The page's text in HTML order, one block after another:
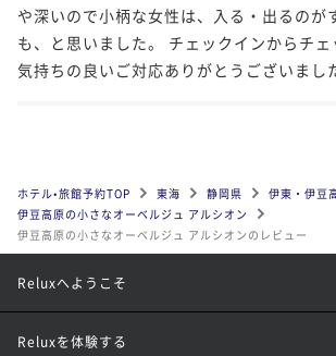
や深いので小柄な女性は、入る・出るのが
も、と思いました。 チェックインからチェ
気持ちの良いご対応ありがとうございまし
ホテル•旅館予約TOP 東海 静岡県
伊東・伊豆
伊豆高原の小さなオーベルジュ アルシオン
伊豆高原の小さなオーベルジュ アルシオンのレビュー
Reluxへようこそ
Reluxを体験する